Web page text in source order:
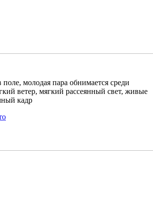
молодая пара обнимается среди
ветер, мягкий рассеянный свет, живые
кадр